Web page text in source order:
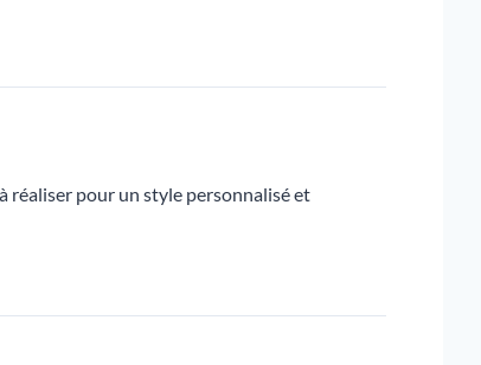
réaliser pour un style personnalisé et